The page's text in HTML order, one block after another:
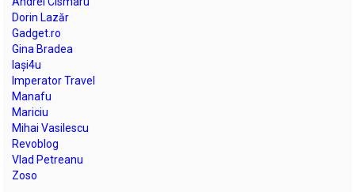
Dorin Lazăr
Gadget.ro
Gina Bradea
Iași4u
Imperator Travel
Manafu
Mariciu
Mihai Vasilescu
Revoblog
Vlad Petreanu
Zoso